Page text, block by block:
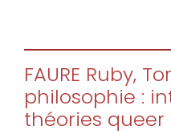
FAURE Ruby,
philosophie :
théories